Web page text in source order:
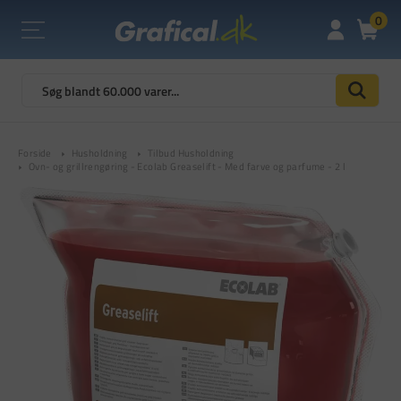
0
Forside Husholdning
Tilbud Husholdning
Ovn- og grillrengøring - Ecolab Greaselift - Med farve og parfume - 2 l